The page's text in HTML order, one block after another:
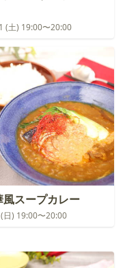
(土) 19:00〜20:00
風スープカレー
日) 19:00〜20:00